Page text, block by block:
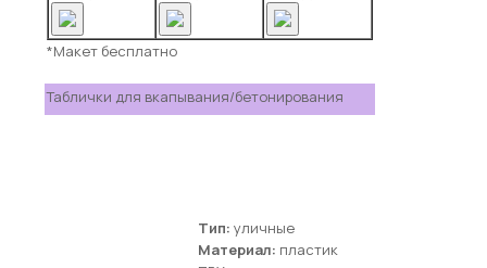
*Макет бесплатно
Таблички для вкапывания/бетонирования
Тип: уличные
Материал: пластик